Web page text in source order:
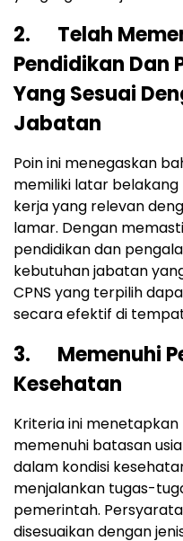
2. Telah
Pendidikan Dan
Yang Sesuai
Jabatan
Poin ini menegaskan
memiliki latar
kerja yang relevan
lamar. Dengan
pendidikan dan
kebutuhan jabatan
CPNS yang terpilih
secara efektif di
3. Memenuhi
Kesehatan
Kriteria ini
memenuhi batasan
dalam kondisi
menjalankan tugas-
pemerintah.
disesuaikan dengan